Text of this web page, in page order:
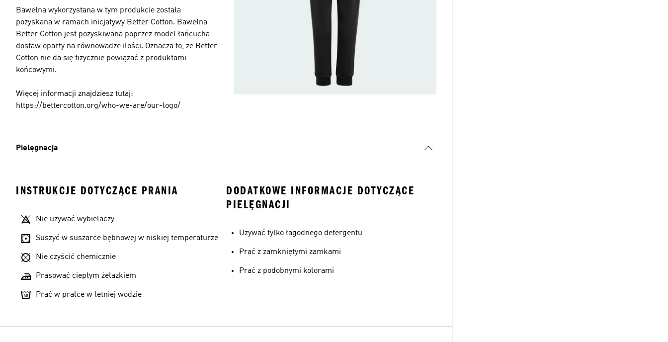
Bawełna wykorzystana w tym produkcie została
pozyskana w ramach inicjatywy Better Cotton. Bawełna
Better Cotton jest pozyskiwana poprzez model łańcucha
dostaw oparty na równowadze ilości. Oznacza to, że Better
Cotton nie da się fizycznie powiązać z produktami
końcowymi.
Więcej informacji znajdziesz tutaj:
https://bettercotton.org/who-we-are/our-logo/
Pielęgnacja
INSTRUKCJE DOTYCZĄCE PRANIA
Nie używać wybielaczy
Suszyć w suszarce bębnowej w niskiej temperaturze
Nie czyścić chemicznie
Prasować ciepłym żelazkiem
Prać w pralce w letniej wodzie
DODATKOWE INFORMACJE DOTYCZĄCE
PIELĘGNACJI
Używać tylko łagodnego detergentu
Prać z zamkniętymi zamkami
Prać z podobnymi kolorami